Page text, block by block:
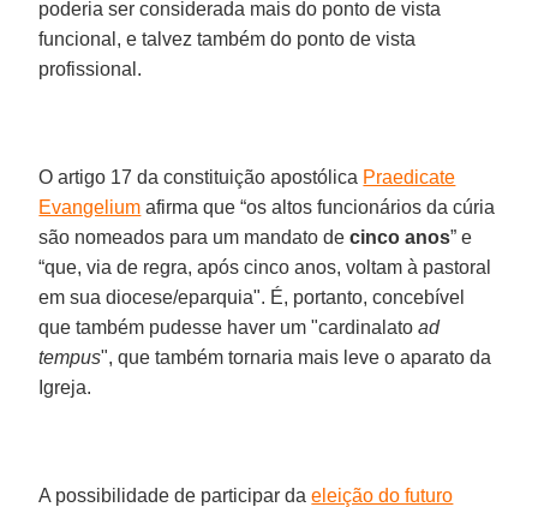
poderia ser considerada mais do ponto de vista
funcional, e talvez também do ponto de vista
profissional.
O artigo 17 da constituição apostólica Praedicate
Evangelium afirma que “os altos funcionários da cúria
são nomeados para um mandato decinco anos” e
“que, via de regra, após cinco anos, voltam à pastoral
em sua diocese/eparquia". É, portanto, concebível
que também pudesse haver um "cardinalatoad
tempus", que também tornaria mais leve o aparato da
Igreja.
A possibilidade de participar daeleição do futuro